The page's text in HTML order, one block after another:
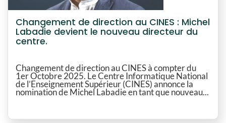
Changement de direction au CINES : Michel
Labadie devient le nouveau directeur du
centre.
Changement de direction au CINES à compter du
1er Octobre 2025. Le Centre Informatique National
de l’Enseignement Supérieur (CINES) annonce la
nomination de Michel Labadie en tant que nouveau...